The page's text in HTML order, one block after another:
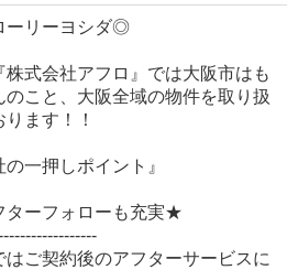
リーヨシダ◎
株式会社アフロ』では大阪市はも
のこと、大阪全域の物件を取り扱
ります！！
の一押しポイント』
ーフォローも充実★
はご契約後のアフターサービスに